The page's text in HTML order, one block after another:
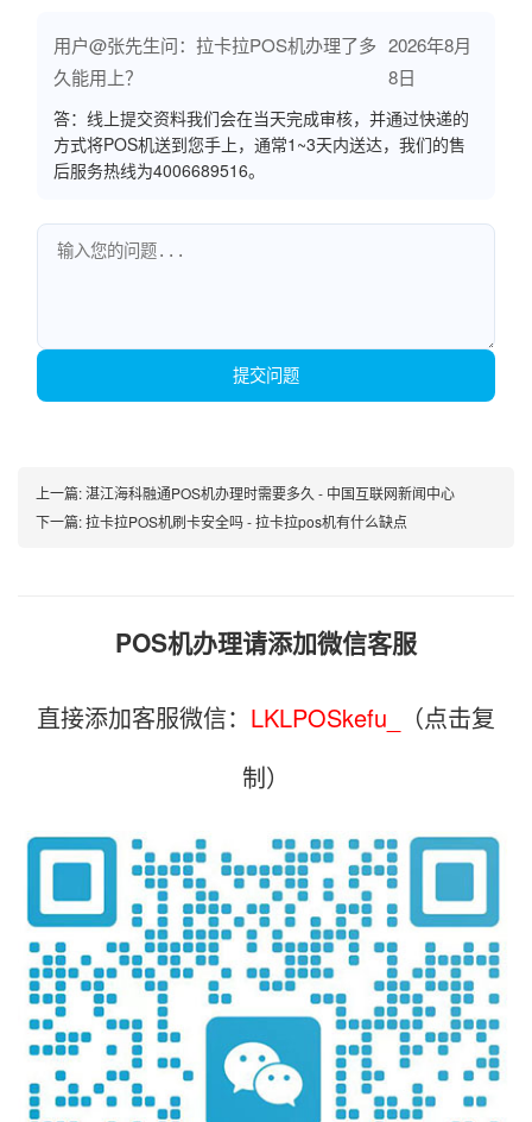
用户@张先生问：拉卡拉POS机办理了多
久能用上？
2026年8月
8日
答：线上提交资料我们会在当天完成审核，并通过快递的
方式将POS机送到您手上，通常1~3天内送达，我们的售
后服务热线为4006689516。
提交问题
上一篇:湛江海科融通POS机办理时需要多久 - 中国互联网新闻中心
下一篇:拉卡拉POS机刷卡安全吗 - 拉卡拉pos机有什么缺点
POS机办理请添加微信客服
直接添加客服微信： LKLPOSkefu_
（点击复
制）